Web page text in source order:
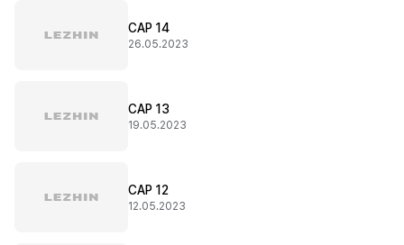
CAP 14
26.05.2023
CAP 13
19.05.2023
CAP 12
12.05.2023